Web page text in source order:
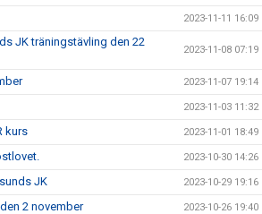
2023-11-11 16:09
JK träningstävling den 22
2023-11-08 07:19
2023-11-07 19:14
2023-11-03 11:32
kurs 2023-11-01 18:49
2023-10-30 14:26
JK 2023-10-29 19:16
2 november 2023-10-26 19:40